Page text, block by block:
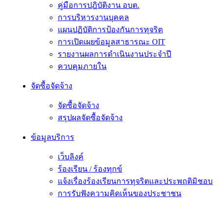
คู่มือการปฎิบัติงาน อบต.
การบริหารงานบุคคล
แผนปฏิบัติการป้องกันการทุจริต
การเปิดเผยข้อมูลสาธารณะ OIT
รายงานผลการดำเนินงานประจำปี
ควบคุมภายใน
จัดซื้อจัดจ้าง
จัดซื้อจัดจ้าง
สรุปผลจัดซื้อจัดจ้าง
ข้อมูลบริการ
เว็บลิงค์
ร้องเรียน / ร้องทุกข์
แจ้งเรื่องร้องเรียนการทุจริตและประพฤติมิชอบ
การรับฟังความคิดเห็นของประชาชน